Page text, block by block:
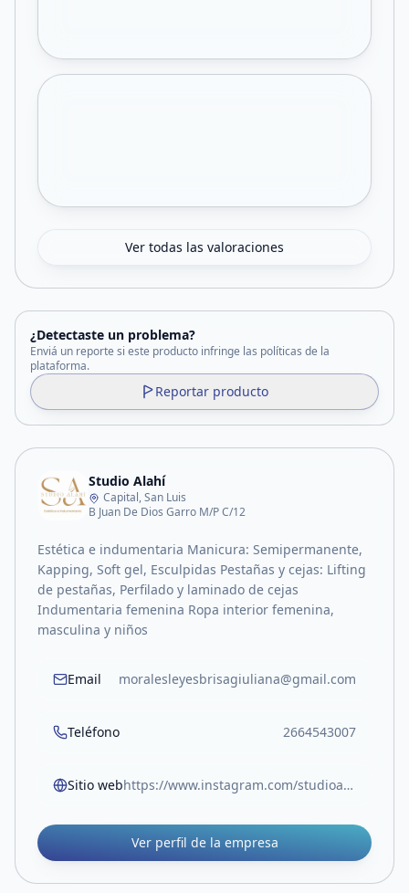
Ver todas las valoraciones
¿Detectaste un problema?
Enviá un reporte si este producto infringe las políticas de la
plataforma.
Reportar producto
Studio Alahí
Capital, San Luis
B Juan De Dios Garro M/P C/12
Estética e indumentaria Manicura: Semipermanente,
Kapping, Soft gel, Esculpidas Pestañas y cejas: Lifting
de pestañas, Perfilado y laminado de cejas
Indumentaria femenina Ropa interior femenina,
masculina y niños
Email moralesleyesbrisagiuliana@gmail.com
Teléfono 2664543007
Sitio web https://www.instagram.com/studioalahi?igsh=OHk1MzlodGc5dWpr
Ver perfil de la empresa